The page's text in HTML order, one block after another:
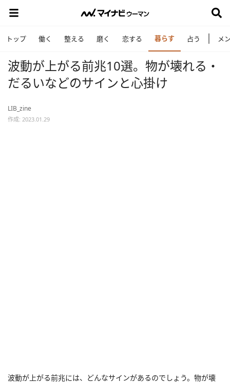
トップ 働く 整える 磨く 恋する 暮らす 占う メ
波動が上がる前兆10選。物が壊れる・
だるいなどのサインと心掛け
LIB_zine
作成: 2023.01.29
波動が上がる前兆には、どんなサインがあるのでしょう。物が壊